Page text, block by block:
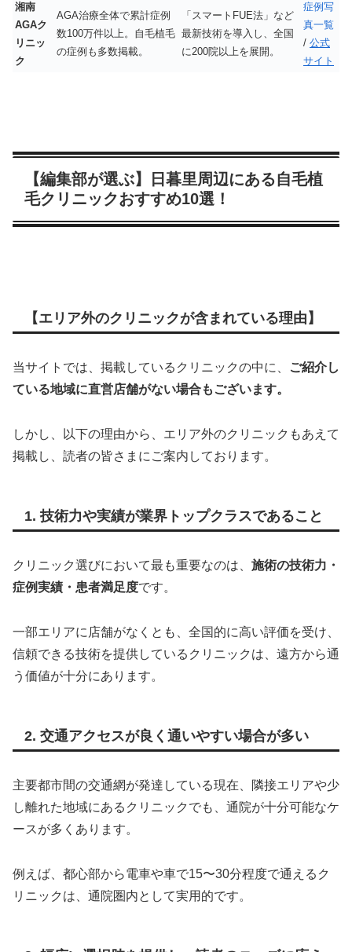
湘南
AGAク
リニッ
ク
AGA治療全体で累計症例
数100万件以上。自毛植毛
の症例も多数掲載。
「スマートFUE法」など
最新技術を導入し、全国
に200院以上を展開。
症例写
真一覧
/ 公式
サイト
【編集部が選ぶ】日暮里周辺にある自毛植
毛クリニックおすすめ10選！
【エリア外のクリニックが含まれている理由】
当サイトでは、掲載しているクリニックの中に、
ご紹介し
ている地域に直営店舗がない場合もございます。
しかし、以下の理由から、エリア外のクリニックもあえて
掲載し、読者の皆さまにご案内しております。
1. 技術力や実績が業界トップクラスであること
クリニック選びにおいて最も重要なのは、 施術の技術力・
症例実績・患者満足度です。
一部エリアに店舗がなくとも、全国的に高い評価を受け、
信頼できる技術を提供しているクリニックは、遠方から通
う価値が十分にあります。
2. 交通アクセスが良く通いやすい場合が多い
主要都市間の交通網が発達している現在、隣接エリアや少
し離れた地域にあるクリニックでも、通院が十分可能なケ
ースが多くあります。
例えば、都心部から電車や車で15〜30分程度で通えるク
リニックは、通院圏内として実用的です。